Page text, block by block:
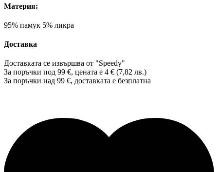
Материя:
95% памук 5% ликра
Доставка
Доставката се извършва от "Speedy"
За поръчки под 99 €, цената е 4 € (7,82 лв.)
За поръчки над 99 €, доставката е безплатна